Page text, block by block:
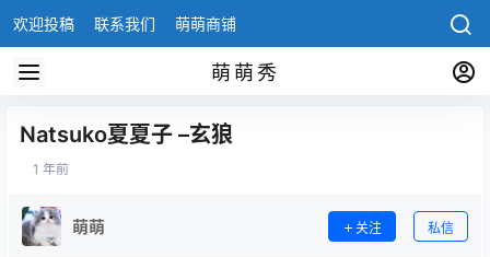
欢迎投稿 联系我们 萌萌商铺
萌萌秀
Natsuko夏夏子 –玄狼
1 年前
萌萌 关注 私信